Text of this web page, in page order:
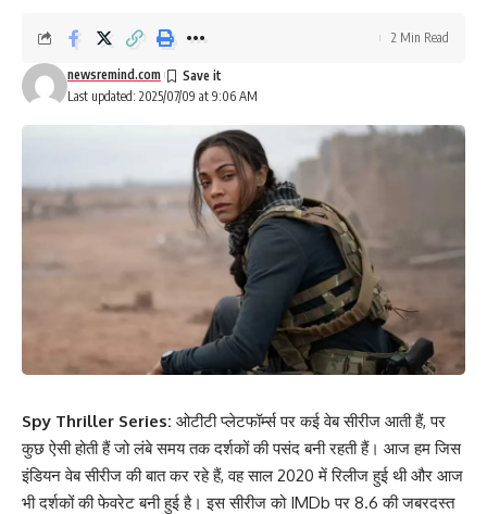
Last updated: 2025/07/09 at 9:06 AM
newsremind.com
2 Min Read
Spy Thriller Series: ओटीटी प्लेटफॉर्म्स पर कई वेब सीरीज आती हैं, पर
कुछ ऐसी होती हैं जो लंबे समय तक दर्शकों की पसंद बनी रहती हैं। आज हम जिस
इंडियन वेब सीरीज की बात कर रहे हैं, वह साल 2020 में रिलीज हुई थी और आज
भी दर्शकों की फेवरेट बनी हुई है। इस सीरीज को IMDb पर 8.6 की जबरदस्त